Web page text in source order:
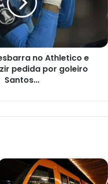
no Athletico e
pedida por goleiro
Santos...